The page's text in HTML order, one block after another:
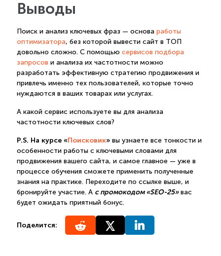
Выводы
Поиск и анализ ключевых фраз — основа работы
оптимизатора, без которой вывести сайт в ТОП
довольно сложно. С помощью сервисов подбора
запросов и анализа их частотности можно
разработать эффективную стратегию продвижения и
привлечь именно тех пользователей, которые точно
нуждаются в ваших товарах или услугах.
А какой сервис используете вы для анализа
частотности ключевых слов?
P.S. На курсе «Поисковик»вы узнаете все тонкости и
особенности работы с ключевыми словами для
продвижения вашего сайта, и самое главное — уже в
процессе обучения сможете применить полученные
знания на практике. Переходите по ссылке выше, и
бронируйте участие. А с промокодом «SEO-25»вас
будет ожидать приятный бонус.
Поделится: